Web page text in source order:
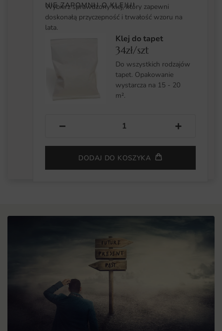
NIE ZAPOMNIJ O KLEJU!
Wybierz sprawdzony klej, który zapewni
doskonałą przyczepność i trwałość wzoru na
lata.
Klej do tapet
34zł/szt
Do wszystkich rodzajów
tapet. Opakowanie
wystarcza na 15 - 20
m².
− +
DODAJ DO KOSZYKA